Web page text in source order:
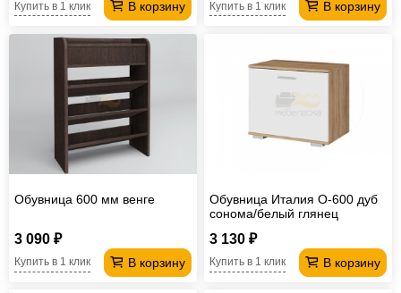
В корзину
Купить в 1 клик В корзину
Купить в 1 клик
Обувница 600 мм венге
3 090 ₽
В корзину
Купить в 1 клик
Обувница Италия О-600 дуб
сонома/белый глянец
3 130 ₽
В корзину
Купить в 1 клик